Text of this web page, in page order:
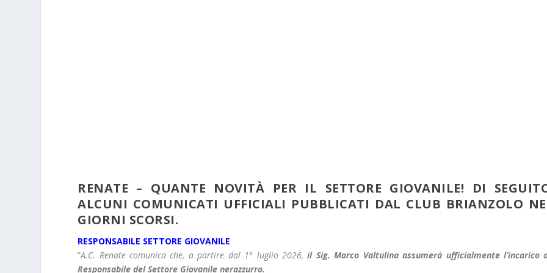
RENATE – QUANTE NOVITÀ PER IL SETTORE GIOVANILE! DI
ALCUNI COMUNICATI UFFICIALI PUBBLICATI DAL CLUB BRIANZOLO
GIORNI SCORSI.
RESPONSABILE SETTORE GIOVANILE
“A.C. Renate comunica che, a partire dal 1° luglio 2026,il Sig. Marco Valtulina assumerà ufficialmente l’incarico
Responsabile del Settore Giovanile nerazzurro.